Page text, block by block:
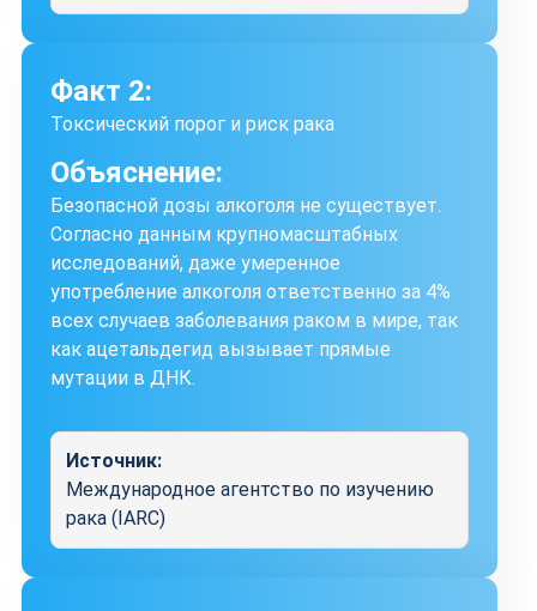
Факт 2:
Токсический порог и риск рака
Объяснение:
Безопасной дозы алкоголя не существует.
Согласно данным крупномасштабных
исследований, даже умеренное
употребление алкоголя ответственно за 4%
всех случаев заболевания раком в мире, так
как ацетальдегид вызывает прямые
мутации в ДНК.
Источник:
Международное агентство по изучению
рака (IARC)